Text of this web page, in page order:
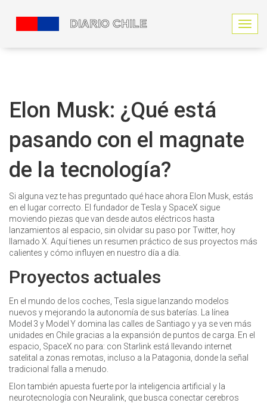
N
a
a
Elon Musk: ¿Qué está
pasando con el magnate
de la tecnología?
Si alguna vez te has preguntado qué hace ahora Elon Musk, estás
en el lugar correcto. El fundador de Tesla y SpaceX sigue
moviendo piezas que van desde autos eléctricos hasta
lanzamientos al espacio, sin olvidar su paso por Twitter, hoy
llamado X. Aquí tienes un resumen práctico de sus proyectos más
calientes y cómo influyen en nuestro día a día.
Proyectos actuales
En el mundo de los coches, Tesla sigue lanzando modelos
nuevos y mejorando la autonomía de sus baterías. La línea
Model 3 y Model Y domina las calles de Santiago y ya se ven más
unidades en Chile gracias a la expansión de puntos de carga. En el
espacio, SpaceX no para: con Starlink está llevando internet
satelital a zonas remotas, incluso a la Patagonia, donde la señal
tradicional falla a menudo.
Elon también apuesta fuerte por la inteligencia artificial y la
neurotecnología con Neuralink, que busca conectar cerebros